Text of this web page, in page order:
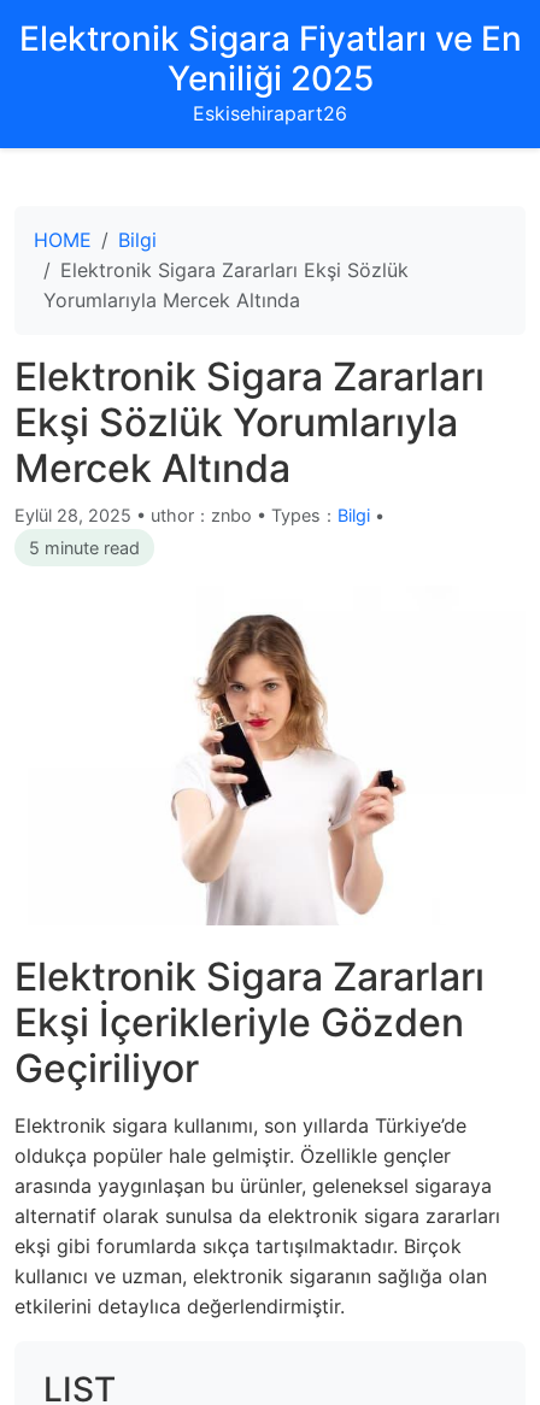
Elektronik Sigara Fiyatları ve En
Yeniliği 2025
Eskisehirapart26
HOME
Bilgi
Elektronik Sigara Zararları Ekşi Sözlük
Yorumlarıyla Mercek Altında
Elektronik Sigara Zararları
Ekşi Sözlük Yorumlarıyla
Mercek Altında
Eylül 28, 2025 • uthor：znbo • Types： Bilgi •
5 minute read
Elektronik Sigara Zararları
Ekşi İçerikleriyle Gözden
Geçiriliyor
Elektronik sigara kullanımı, son yıllarda Türkiye’de
oldukça popüler hale gelmiştir. Özellikle gençler
arasında yaygınlaşan bu ürünler, geleneksel sigaraya
alternatif olarak sunulsa da elektronik sigara zararları
ekşi gibi forumlarda sıkça tartışılmaktadır. Birçok
kullanıcı ve uzman, elektronik sigaranın sağlığa olan
etkilerini detaylıca değerlendirmiştir.
LIST